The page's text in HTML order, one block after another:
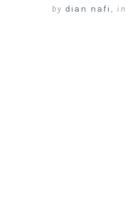
by dian nafi , in